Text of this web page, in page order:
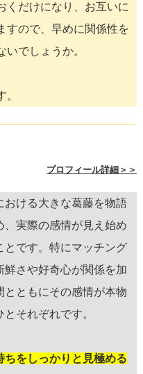
くだけになり、お互いに
すので、早めに関係性を
いでしょうか。
プロフィール詳細＞＞
おける大きな葛藤を物語
、実際の感情が見え始め
とです。特にマッチング
鮮さや好奇心が関係を加
ともにその感情が本物
それぞれです。
をしっかりと見極める